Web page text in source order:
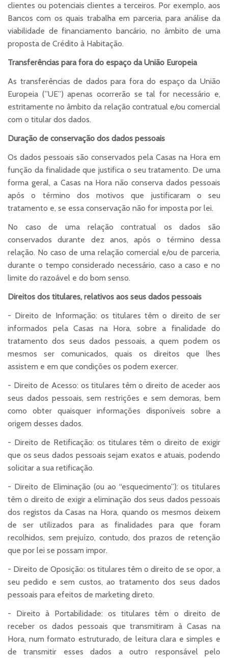
clientes ou potenciais clientes a terceiros. Por exemplo, aos
Bancos com os quais trabalha em parceria, para análise da
viabilidade de financiamento bancário, no âmbito de uma
proposta de Crédito à Habitação.
Transferências para fora do espaço da União Europeia
As transferências de dados para fora do espaço da União
Europeia (”UE”) apenas ocorrerão se tal for necessário e,
estritamente no âmbito da relação contratual e/ou comercial
com o titular dos dados.
Duração de conservação dos dados pessoais
Os dados pessoais são conservados pela Casas na Hora em
função da finalidade que justifica o seu tratamento. De uma
forma geral, a Casas na Hora não conserva dados pessoais
após o término dos motivos que justificaram o seu
tratamento e, se essa conservação não for imposta por lei.
No caso de uma relação contratual os dados são
conservados durante dez anos, após o término dessa
relação. No caso de uma relação comercial e/ou de parceria,
durante o tempo considerado necessário, caso a caso e no
limite do razoável e do bom senso.
Direitos dos titulares, relativos aos seus dados pessoais
- Direito de Informação: os titulares têm o direito de ser
informados pela Casas na Hora, sobre a finalidade do
tratamento dos seus dados pessoais, a quem podem os
mesmos ser comunicados, quais os direitos que lhes
assistem e em que condições os podem exercer.
- Direito de Acesso: os titulares têm o direito de aceder aos
seus dados pessoais, sem restrições e sem demoras, bem
como obter quaisquer informações disponíveis sobre a
origem desses dados.
- Direito de Retificação: os titulares têm o direito de exigir
que os seus dados pessoais sejam exatos e atuais, podendo
solicitar a sua retificação.
- Direito de Eliminação (ou ao “esquecimento”): os titulares
têm o direito de exigir a eliminação dos seus dados pessoais
dos registos da Casas na Hora, quando os mesmos deixem
de ser utilizados para as finalidades para que foram
recolhidos, sem prejuízo, contudo, dos prazos de retenção
que por lei se possam impor.
- Direito de Oposição: os titulares têm o direito de se opor, a
seu pedido e sem custos, ao tratamento dos seus dados
pessoais para efeitos de marketing direto.
- Direito à Portabilidade: os titulares têm o direito de
receber os dados pessoais que transmitiram à Casas na
Hora, num formato estruturado, de leitura clara e simples e
de transmitir esses dados a outro responsável pelo